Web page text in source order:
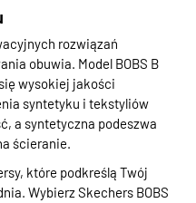
rozwiązań
obuwia. Model BOBS B
wysokiej jakości
syntetyku i tekstyliów
a syntetyczna podeszwa
ścieranie.
które podkreślą Twój
Wybierz Skechers BOBS